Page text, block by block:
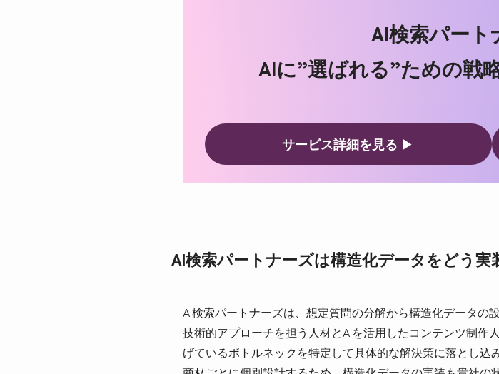
AI検索パート
AIに”選ばれる”ための戦
サービス詳細を見る ▶
AI検索パートナーズは構造化データをどう実
AI検索パートナーズは、想定質問の分解から構造化データの
技術的アプローチを担う人材とAIを活用したコンテンツ制
げているボトルネックを特定して具体的な解決策に落とし